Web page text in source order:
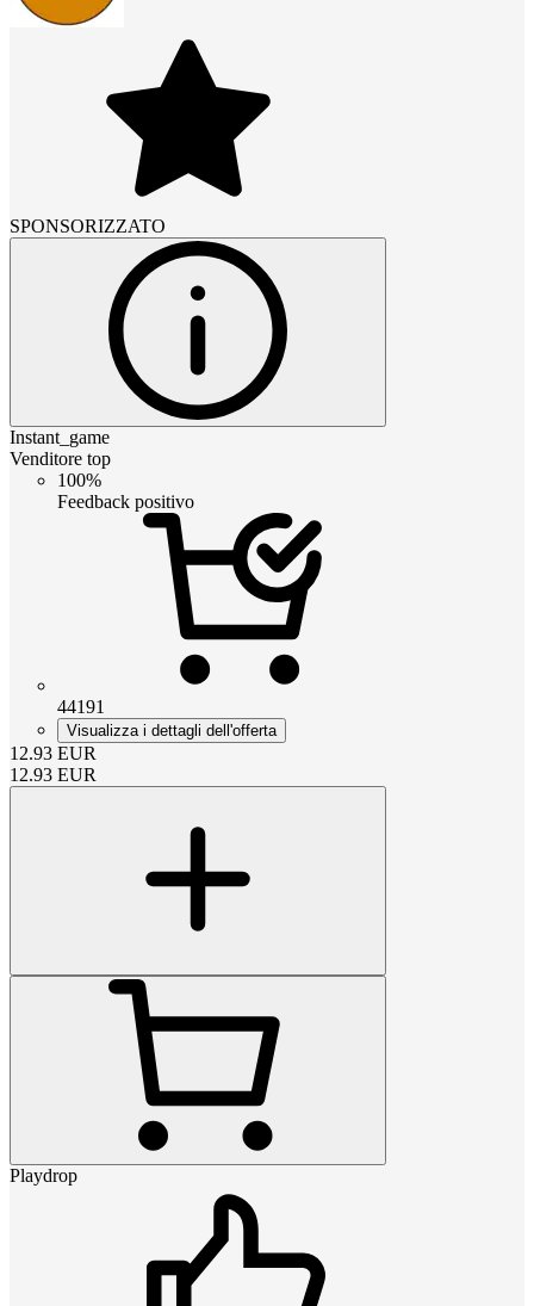
SPONSORIZZATO
Instant_game
Venditore top
100%
Feedback positivo
44191
Visualizza i dettagli dell'offerta
12.93 EUR
12.93 EUR
Playdrop